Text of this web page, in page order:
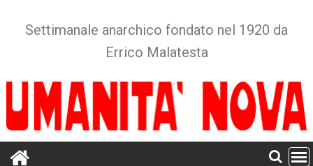
Settimanale anarchico fondato nel 1920 da
Errico Malatesta